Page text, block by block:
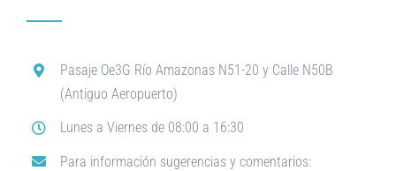
Pasaje Oe3G Río Amazonas N51-20 y Calle N50B
(Antiguo Aeropuerto)
Lunes a Viernes de 08:00 a 16:30
Para información sugerencias y comentarios: